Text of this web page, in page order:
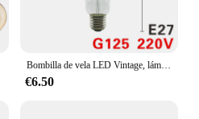
Bombilla de vela LED Vintage, lámpara E14, C35, E27, G45, A60, ST64, G80, G95, G125, AC220V, globo LED, 2W, 4W, 6W, 8W, filamento, bombillas Edison
€6.50